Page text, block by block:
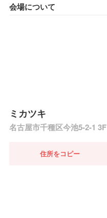
会場について
ミカツキ
名古屋市千種区今池5-2-1 3F
住所をコピー